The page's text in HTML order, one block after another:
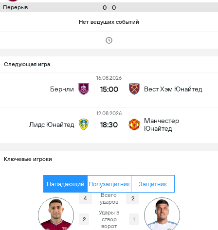
Перерыв 0 - 0
Нет ведущих событий
Следующая игра
Бернли
16.08.2026
15:00 Вест Хэм Юнайтед
Лидс Юнайтед
12.08.2026
18:30
Манчестер
Юнайтед
Ключевые игроки
Нападающий Полузащитник Защитник
4
Всего
ударов
2
2
Удары в
створ
ворот
1